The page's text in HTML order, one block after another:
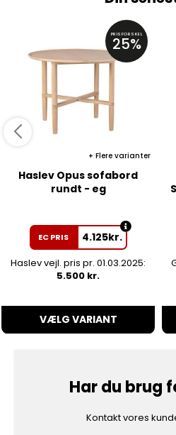
PRISFORSKEL
25%
Flere varianter
Haslev Opus sofabord
rundt - eg
EC PRIS 4.125kr.
Haslev vejl. pris pr. 01.03.2025:
5.500 kr.
VÆLG VARIANT
Har du brug
Kontakt vores